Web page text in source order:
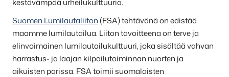
kestävämpää urheilukulttuuria.
Suomen Lumilautaliiton(FSA) tehtävänä on edistää
maamme lumilautailua. Liiton tavoitteena on terve ja
elinvoimainen lumilautailukulttuuri, joka sisältää vahvan
harrastus- ja laajan kilpailutoiminnan nuorten ja
aikuisten parissa. FSA toimii suomalaisten